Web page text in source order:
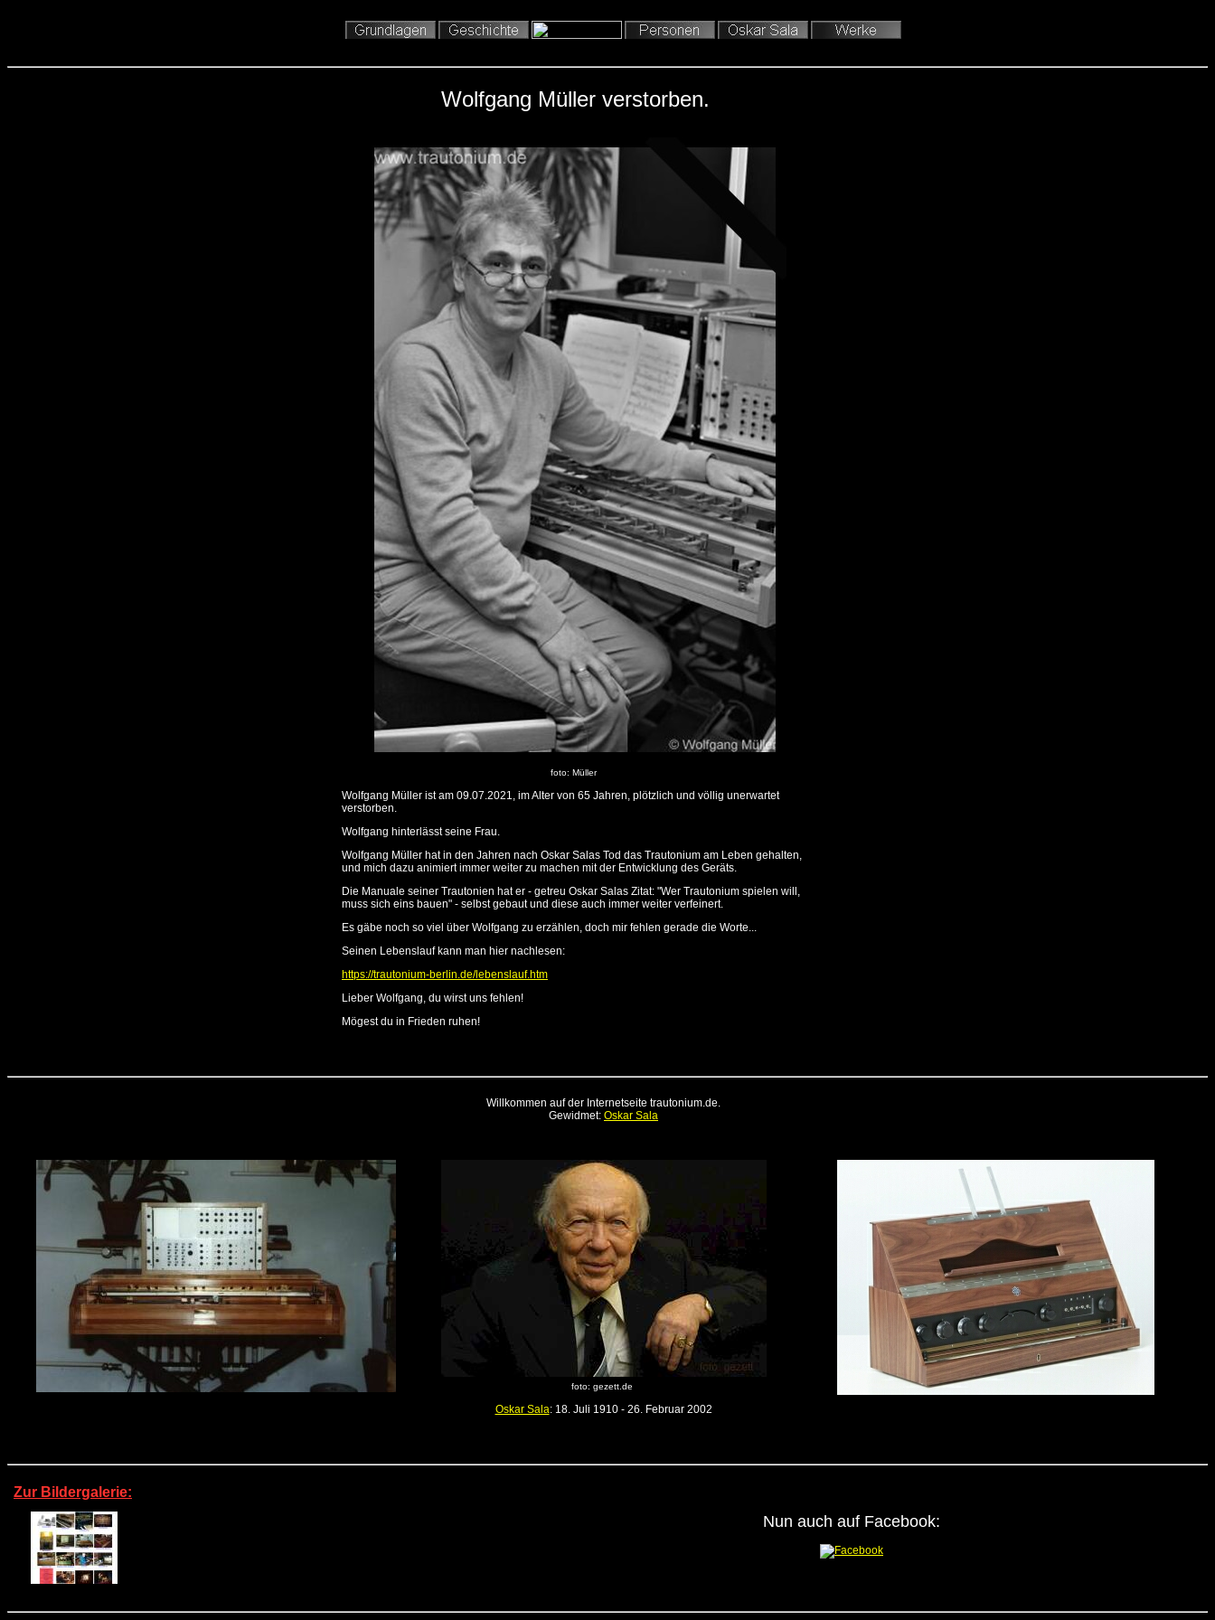
Wolfgang Müller verstorben.
foto: Müller
Wolfgang Müller ist am 09.07.2021, im Alter von 65 Jahren, plötzlich und völlig unerwartet
verstorben.
Wolfgang hinterlässt seine Frau.
Wolfgang Müller hat in den Jahren nach Oskar Salas Tod das Trautonium am Leben gehalten,
und mich dazu animiert immer weiter zu machen mit der Entwicklung des Geräts.
Die Manuale seiner Trautonien hat er - getreu Oskar Salas Zitat: "Wer Trautonium spielen will,
muss sich eins bauen" - selbst gebaut und diese auch immer weiter verfeinert.
Es gäbe noch so viel über Wolfgang zu erzählen, doch mir fehlen gerade die Worte...
Seinen Lebenslauf kann man hier nachlesen:
https://trautonium-berlin.de/lebenslauf.htm
Lieber Wolfgang, du wirst uns fehlen!
Mögest du in Frieden ruhen!
Willkommen auf der Internetseite trautonium.de.
Gewidmet: Oskar Sala
foto: gezett.de
Oskar Sala: 18. Juli 1910 - 26. Februar 2002
Zur Bildergalerie:
Nun auch auf Facebook: